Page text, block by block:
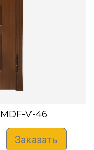
MDF-V-46
Заказать